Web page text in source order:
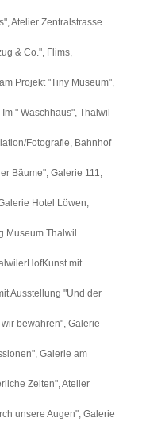
Atelier Zentralstrasse
& Co.", Flims,
Projekt "Tiny Museum",
" Waschhaus", Thalwil
Fotografie, Bahnhof
Bäume", Galerie 111,
Hotel Löwen,
Museum Thalwil
mit
Ausstellung "Und der
bewahren", Galerie
Galerie am
Zeiten", Atelier
unsere Augen", Galerie